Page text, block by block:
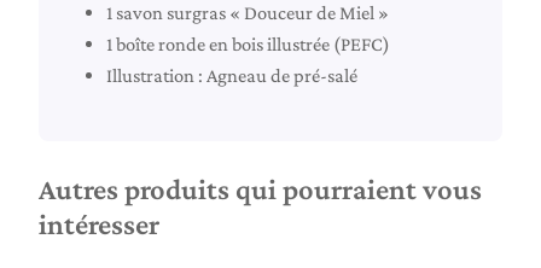
1 savon surgras « Douceur de Miel »
1 boîte ronde en bois illustrée (PEFC)
Illustration : Agneau de pré‑salé
Autres produits qui pourraient vous
intéresser